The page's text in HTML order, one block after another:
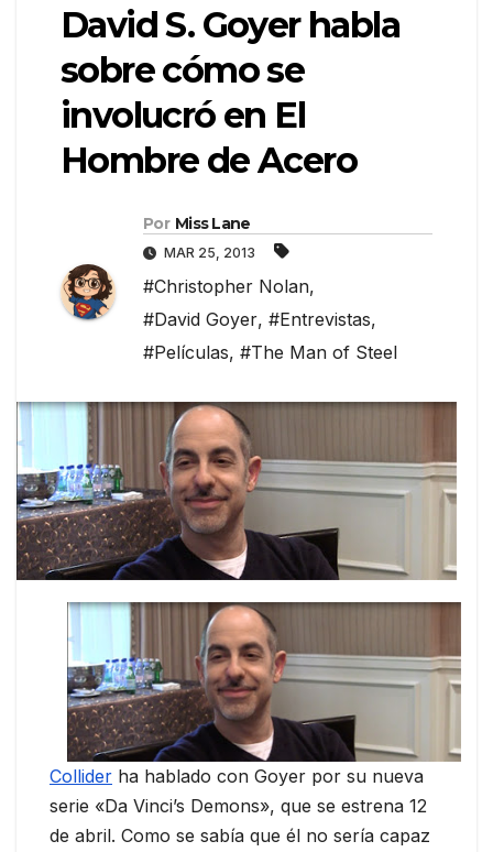
David S. Goyer habla
sobre cómo se
involucró en El
Hombre de Acero
Por Miss Lane
MAR 25, 2013
#Christopher Nolan,
#David Goyer, #Entrevistas,
#Películas, #The Man of Steel
Collider ha hablado con Goyer por su nueva
serie «Da Vinci’s Demons», que se estrena 12
de abril. Como se sabía que él no sería capaz